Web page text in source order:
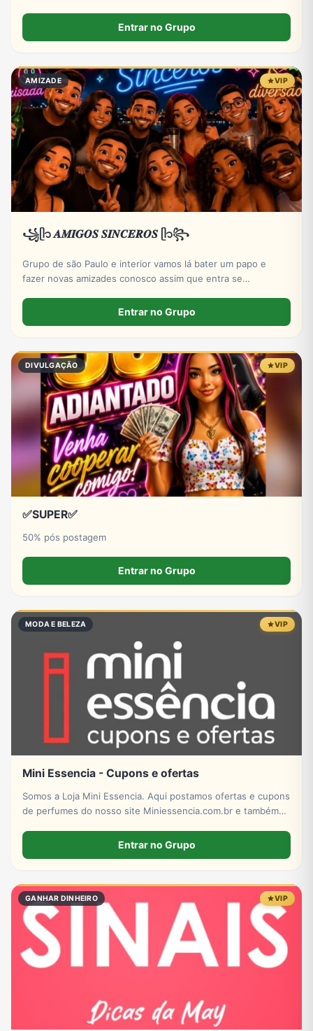
𝐀𝐕𝐎𝐍𝐓𝐀𝐃𝐄⚡𝐏𝐑𝐎𝐈𝐁𝐈𝐃𝐎 𝐌𝐄𝐍𝐎𝐑𝐄𝐒 𝐃𝐄 18 𝐀𝐍𝐎𝐒
Entrar no Grupo
AMIZADE VIP
꧁ᥫ᭡ 𝑨𝑴𝑰𝑮𝑶𝑺 𝑺𝑰𝑵𝑪𝑬𝑹𝑶𝑺 ᥫ᭡꧂
Grupo de são Paulo e interior vamos lá bater um papo e
fazer novas amizades conosco assim que entra se
Entrar no Grupo
DIVULGAÇÃO VIP
✅SUPER✅
50% pós postagem
Entrar no Grupo
MODA E BELEZA VIP
Mini Essencia - Cupons e ofertas
Somos a Loja Mini Essencia. Aqui postamos ofertas e cupons
de perfumes do nosso site Miniessencia.com.br e também
Entrar no Grupo
GANHAR DINHEIRO VIP